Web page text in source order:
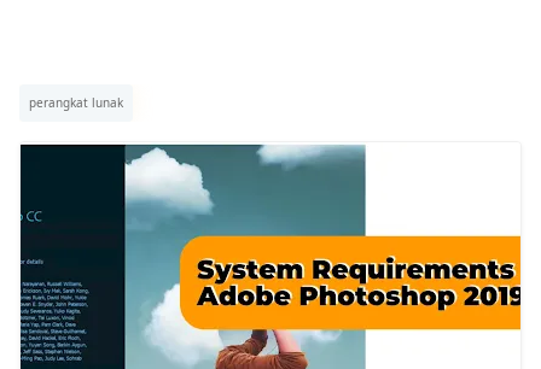
perangkat lunak